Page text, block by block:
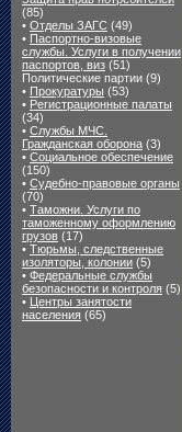
(85)
• Отделы ЗАГС (49)
• Паспортно-визовые
службы. Услуги в получении
паспортов, виз (51)
Политические партии (9)
• Прокуратуры (53)
• Регистрационные палаты
(34)
• Службы МЧС.
Гражданская оборона (3)
• Социальное обеспечение
(150)
• Судебно-правовые органы
(70)
• Таможни. Услуги по
таможенному оформлению
грузов (17)
• Тюрьмы, следственные
изоляторы, колонии (5)
• Федеральные службы
безопасности и контроля (5)
• Центры занятости
населения (65)